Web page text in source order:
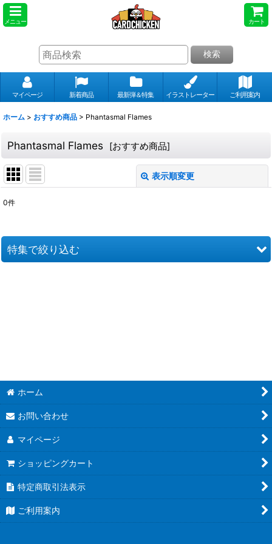
メニュー カート
検索
マイページ 新着商品 最新弾＆特集 イラストレーター ご利用案内
ホーム > おすすめ商品 > Phantasmal Flames
Phantasmal Flames [おすすめ商品]
表示順変更
表示数
並び順 :
0件
特集で絞り込む
Black Bolt
White Flare
Destined Rivals
Journey Together
Prismatic Evolutions
Surging Sparks
ホーム
お問い合わせ
マイページ
ショッピングカート
特定商取引法表示
ご利用案内